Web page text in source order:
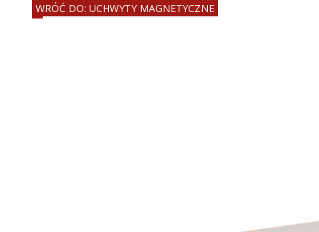
WRÓĆ DO: UCHWYTY MAGNETYCZNE